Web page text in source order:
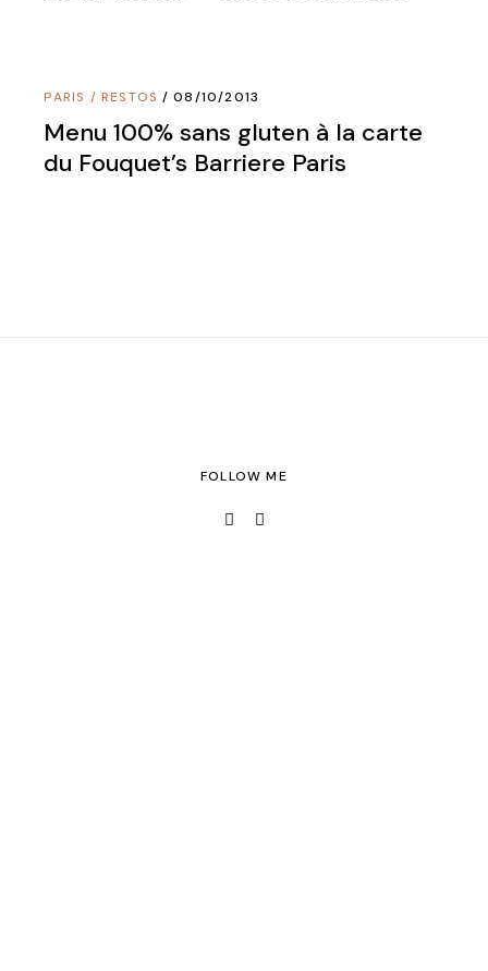
PARIS / RESTOS 08/10/2013
Menu 100% sans gluten à la carte
du Fouquet’s Barriere Paris
FOLLOW ME